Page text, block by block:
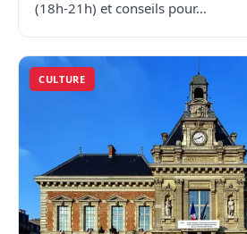
(18h-21h) et conseils pour…
CULTURE